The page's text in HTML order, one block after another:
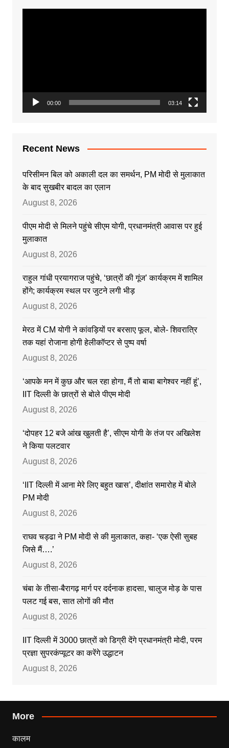
00:00 03:14
Recent News
परिसीमन बिल को अकाली दल का समर्थन, PM मोदी से मुलाकात
के बाद सुखबीर बादल का एलान
August 8, 2026
पीएम मोदी से मिलने पहुंचे सीएम योगी, प्रधानमंत्री आवास पर हुई
मुलाकात
August 8, 2026
राहुल गांधी प्रयागराज पहुंचे, ‘छात्रों की गूंज’ कार्यक्रम में शामिल
होंगे; कार्यक्रम स्थल पर जुटने लगी भीड़
August 8, 2026
मेरठ में CM योगी ने कांवड़ियों पर बरसाए फूल, बोले- शिवरात्रि
तक यहां रोजाना होगी हेलीकॉप्टर से पुष्प वर्षा
August 8, 2026
‘आपके मन में कुछ और चल रहा होगा, मैं तो बाबा बागेश्वर नहीं हूं’,
IIT दिल्ली के छात्रों से बोले पीएम मोदी
August 8, 2026
‘दोपहर 12 बजे आंख खुलती है’, सीएम योगी के तंज पर अखिलेश
ने किया पलटवार
August 8, 2026
‘IIT दिल्ली में आना मेरे लिए बहुत खास’, दीक्षांत समारोह में बोले
PM मोदी
August 8, 2026
राघव चड्ढा ने PM मोदी से की मुलाकात, कहा- ‘एक ऐसी सुबह
जिसे मैं….’
August 8, 2026
चंबा के तीसा-बैरागढ़ मार्ग पर दर्दनाक हादसा, चालुज मोड़ के पास
पलट गई बस, सात लोगों की मौत
August 8, 2026
IIT दिल्ली में 3000 छात्रों को डिग्री देंगे प्रधानमंत्री मोदी, परम
प्रज्ञा सुपरकंप्यूटर का करेंगे उद्धाटन
August 8, 2026
More
कालम